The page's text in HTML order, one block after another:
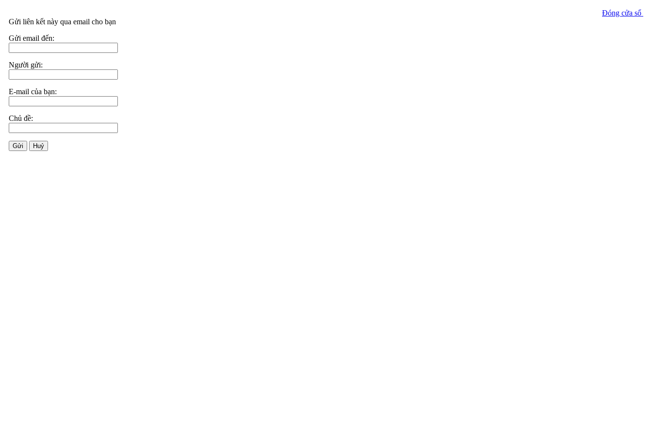
Đóng cửa sổ
Gửi liên kết này qua email cho bạn
Gửi email đến:
Người gửi:
E-mail của bạn:
Chủ đề:
Gửi Huỷ